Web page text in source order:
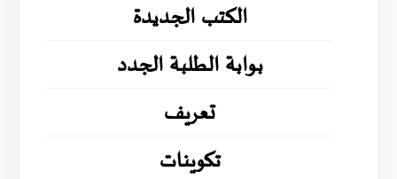
الكتب الجديدة
بوابة الطلبة الجدد
تعريف
تكوينات